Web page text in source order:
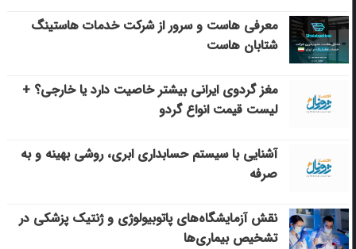
معرفی هاست و سرور از شرکت خدمات هاستینگ
شتابان هاست
مغز گردوی ایرانی بیشتر خاصیت دارد یا خارجی؟ +
لیست قیمت انواع گردو
آشنایی با سیستم حسابداری ابری، روشی بهینه و به
صرفه
نقش آزمایشگاه‌های پاتوبیولوژی و ژنتیک پزشکی در
تشخیص بیماری‌ها